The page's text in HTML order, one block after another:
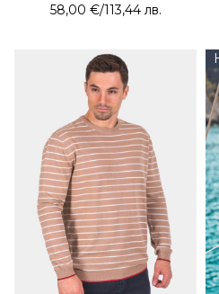
58,00 €/113,44 лв.